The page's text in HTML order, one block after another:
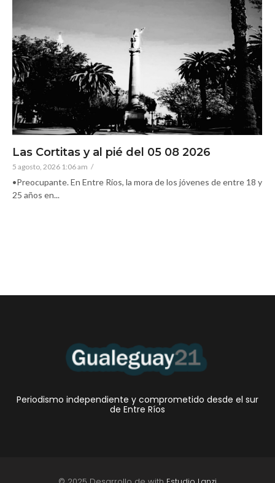
Las Cortitas y al pié del 05 08 2026
5 agosto, 2026 1:06 am /
•Preocupante. En Entre Ríos, la mora de los jóvenes de entre 18 y
25 años en...
Periodismo independiente y comprometido desde el sur
de Entre Ríos